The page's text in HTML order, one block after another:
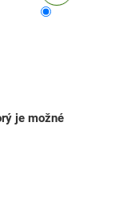
je možné